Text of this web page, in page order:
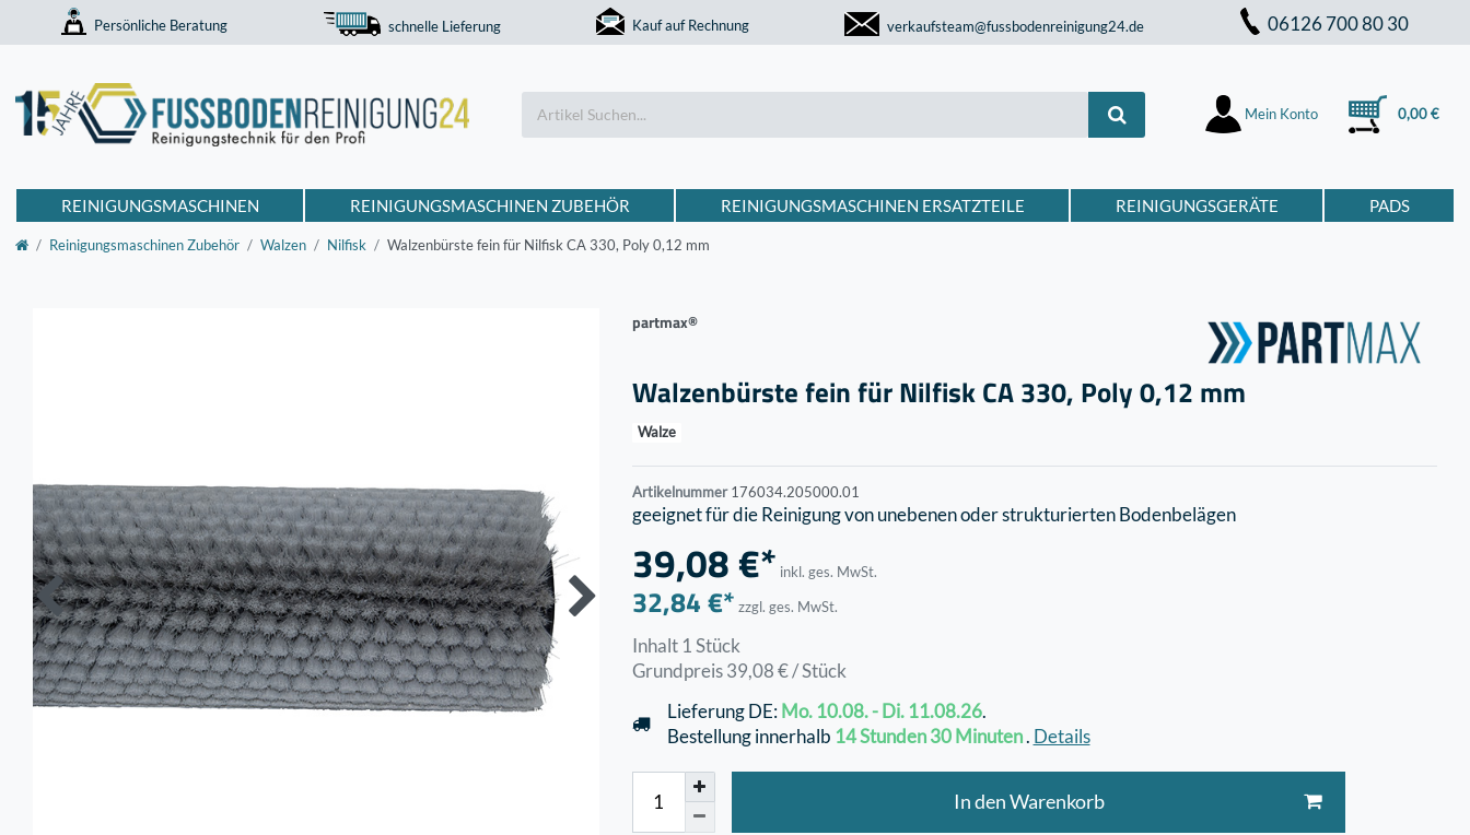
Persönliche Beratung schnelle Lieferung Kauf auf Rechnung verkaufsteam@fussbodenreinigung24.de 06126 700 80 30
Mein Konto 0,00 €
REINIGUNGSMASCHINEN REINIGUNGSMASCHINEN ZUBEHÖR REINIGUNGSMASCHINEN ERSATZTEILE REINIGUNGSGERÄTE PADS
Reinigungsmaschinen Zubehör Walzen Nilfisk Walzenbürste fein für Nilfisk CA 330, Poly 0,12 mm
partmax®
Walzenbürste fein für Nilfisk CA 330, Poly 0,12 mm
Walze
Artikelnummer176034.205000.01
geeignet für die Reinigung von unebenen oder strukturierten Bodenbelägen
39,08 €* inkl. ges. MwSt.
32,84 €* zzgl. ges. MwSt.
Inhalt 1Stück
Grundpreis39,08 € / Stück
Lieferung DE:Mo. 10.08. - Di. 11.08.26.
Bestellung innerhalb 14 Stunden 30 Minuten. Details
In den Warenkorb